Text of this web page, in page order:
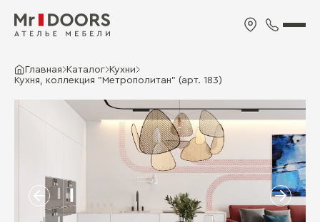
Главная Каталог Кухни
Кухня, коллекция "Метрополитан" (арт. 183)